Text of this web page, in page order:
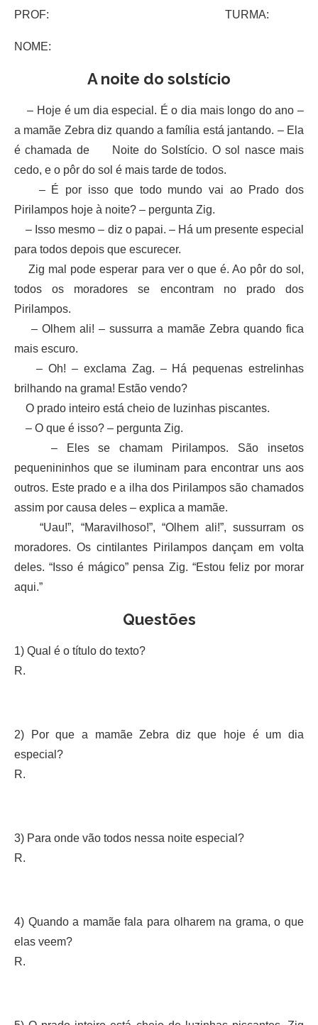
PROF: TURMA:
NOME:
A noite do solstício
– Hoje é um dia especial. É o dia mais longo do ano –
a mamãe Zebra diz quando a família está jantando. – Ela
é chamada de Noite do Solstício. O sol nasce mais
cedo, e o pôr do sol é mais tarde de todos.
– É por isso que todo mundo vai ao Prado dos
Pirilampos hoje à noite? – pergunta Zig.
– Isso mesmo – diz o papai. – Há um presente especial
para todos depois que escurecer.
Zig mal pode esperar para ver o que é. Ao pôr do sol,
todos os moradores se encontram no prado dos
Pirilampos.
– Olhem ali! – sussurra a mamãe Zebra quando fica
mais escuro.
– Oh! – exclama Zag. – Há pequenas estrelinhas
brilhando na grama! Estão vendo?
O prado inteiro está cheio de luzinhas piscantes.
– O que é isso? – pergunta Zig.
– Eles se chamam Pirilampos. São insetos
pequenininhos que se iluminam para encontrar uns aos
outros. Este prado e a ilha dos Pirilampos são chamados
assim por causa deles – explica a mamãe.
“Uau!”, “Maravilhoso!”, “Olhem ali!”, sussurram os
moradores. Os cintilantes Pirilampos dançam em volta
deles. “Isso é mágico” pensa Zig. “Estou feliz por morar
aqui.”
Questões
1) Qual é o título do texto?
R.
2) Por que a mamãe Zebra diz que hoje é um dia
especial?
R.
3) Para onde vão todos nessa noite especial?
R.
4) Quando a mamãe fala para olharem na grama, o que
elas veem?
R.